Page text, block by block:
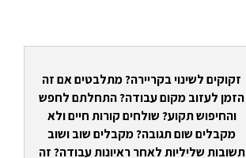
זקוקים לשינוי בקריירה? מתלבטים אם זה
הזמן לעזוב מקום עבודה? התחלתם לחפש
והחיפוש תקוע? שולחים קורות חיים ולא
מקבלים שום תגובה? מקבלים שוב ושוב
תשובות שליליות לאחר ראיונות עבודה? זה